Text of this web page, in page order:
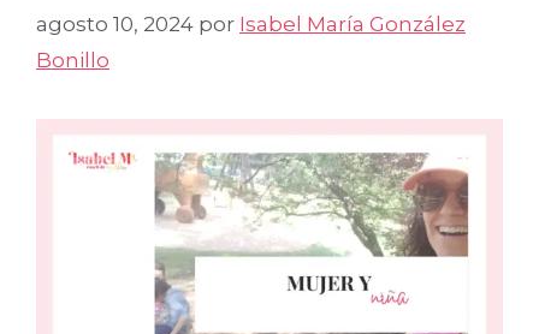
agosto 10, 2024 por Isabel María González
Bonillo